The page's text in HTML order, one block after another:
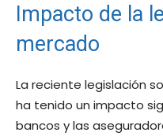
Impacto de la
mercado
La reciente legislación
ha tenido un impacto
bancos y las